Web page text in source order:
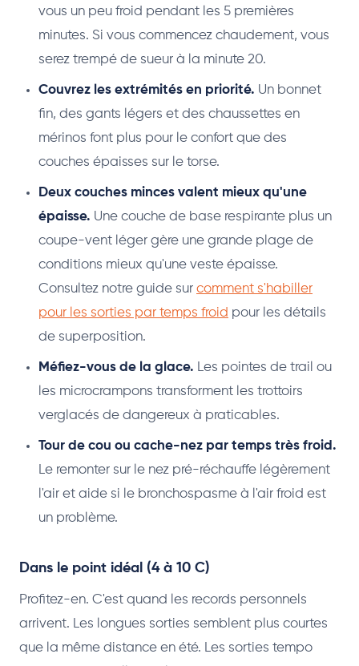
vous un peu froid pendant les 5 premières
minutes. Si vous commencez chaudement, vous
serez trempé de sueur à la minute 20.
Couvrez les extrémités en priorité. Un bonnet
fin, des gants légers et des chaussettes en
mérinos font plus pour le confort que des
couches épaisses sur le torse.
Deux couches minces valent mieux qu'une
épaisse. Une couche de base respirante plus un
coupe-vent léger gère une grande plage de
conditions mieux qu'une veste épaisse.
Consultez notre guide sur comment s'habiller
pour les sorties par temps froid pour les détails
de superposition.
Méfiez-vous de la glace. Les pointes de trail ou
les microcrampons transforment les trottoirs
verglacés de dangereux à praticables.
Tour de cou ou cache-nez par temps très froid.
Le remonter sur le nez pré-réchauffe légèrement
l'air et aide si le bronchospasme à l'air froid est
un problème.
Dans le point idéal (4 à 10 C)
Profitez-en. C'est quand les records personnels
arrivent. Les longues sorties semblent plus courtes
que la même distance en été. Les sorties tempo